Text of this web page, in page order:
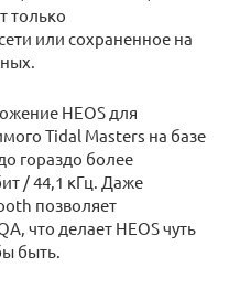
только
или сохраненное на
HEOS для
Tidal Masters на базе
гораздо более
/ 44,1 кГц. Даже
позволяет
что делает HEOS чуть
быть.